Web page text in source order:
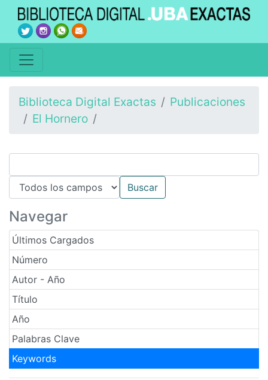
Biblioteca Digital Exactas
Publicaciones
El Hornero
Navegar
Últimos Cargados
Número
Autor - Año
Título
Año
Palabras Clave
Keywords